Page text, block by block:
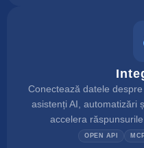
Conectează datele
asistenți AI, automatizări
accelera
OPEN API